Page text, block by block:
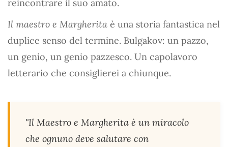
reincontrare il suo amato.
Il maestro e Margherita è una storia fantastica nel
duplice senso del termine. Bulgakov: un pazzo,
un genio, un genio pazzesco. Un capolavoro
letterario che consiglierei a chiunque.
"Il Maestro e Margherita è un miracolo
che ognuno deve salutare con